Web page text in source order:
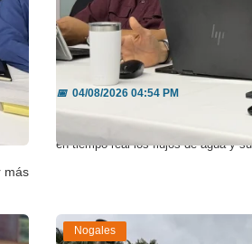
más
Telemetría reduce a
📅04/08/2026 04:54 PM
La instalación de medidores de alta
en tiempo real los flujos de agua y
Nogales